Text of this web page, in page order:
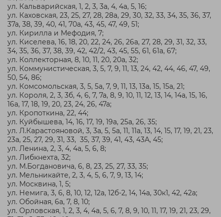
ул. Кальварийская, 1, 2, 3, 3а, 4, 4а, 5, 16;
ул. Каховская, 23, 25, 27, 28, 28а, 29, 30, 32, 33, 34, 35, 36, 37,
37а, 38, 39, 40, 41, 70а, 43, 45, 47, 49, 51;
ул. Кирилла и Мефодия, 7;
ул. Киселева, 16, 18, 20, 22, 24, 26, 26а, 27, 28, 29, 31, 32, 33,
34, 35, 36, 37, 38, 39, 42, 42/2, 43, 45, 55, 61, 61а, 67;
ул. Коллекторная, 8, 10, 11, 20, 20а, 32;
ул. Коммунистическая, 3, 5, 7, 9, 11, 13, 24, 42, 44, 46, 47, 49,
50, 54, 86;
ул. Комсомольская, 3, 5, 5а, 7, 9, 11, 13, 13а, 15, 15а, 21;
ул. Короля, 2, 3, 3б, 4, 6, 7, 7а, 8, 9, 10, 11, 12, 13, 14, 14а, 15, 16,
16а, 17, 18, 19, 20, 23, 24, 26, 47а;
ул. Кропоткина, 22, 44;
ул. Куйбышева, 14, 16, 17, 19, 19а, 25а, 26, 35;
ул. Л.Карастояновой, 3, 3а, 5, 5а, 11, 11а, 13, 14, 15, 17, 19, 21, 23,
23а, 25, 27, 29, 31, 33, 35, 37, 39, 41, 43, 43А, 45;
ул. Ленина, 2, 3, 4, 4а, 5, 6, 8;
ул. Либкнехта, 32;
ул. М.Богдановича, 6, 8, 23, 25, 27, 33, 35;
ул. Мельникайте, 2, 3, 4, 5, 6, 7, 9, 13, 14;
ул. Москвина, 1, 5;
ул. Немига, 3, 6, 8, 10, 12, 12а, 12б-2, 14, 14а, 30к1, 42, 42а;
ул. Обойная, 6а, 7, 8, 10;
ул. Орловская, 1, 2, 3, 4, 4а, 5, 6, 7, 8, 9, 10, 11, 17, 19, 21, 23, 29,